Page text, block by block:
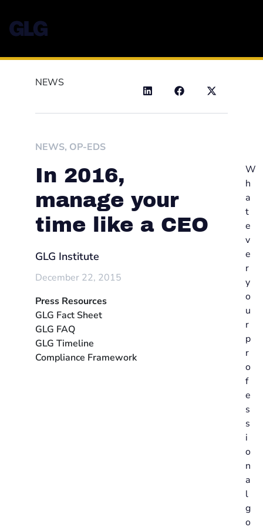
NEWS
NEWS, OP-EDS
In 2016,
manage your
time like a CEO
GLG Institute
December 22, 2015
Press Resources
GLG Fact Sheet
GLG FAQ
GLG Timeline
Compliance Framework
W
h
a
t
e
v
e
r
y
o
u
r
p
r
o
f
e
s
s
i
o
n
a
l
g
o